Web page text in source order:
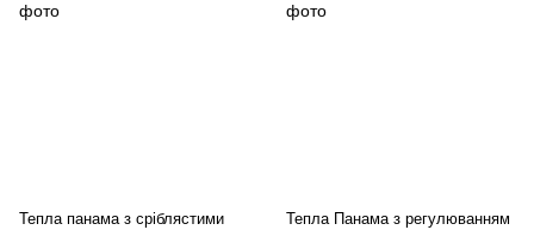
Тепла панама з сріблястими
Тепла Панама з регулюванням